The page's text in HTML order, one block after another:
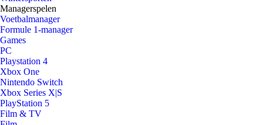
Managerspelen
Voetbalmanager
Formule 1-manager
Games
PC
Playstation 4
Xbox One
Nintendo Switch
Xbox Series X|S
PlayStation 5
Film & TV